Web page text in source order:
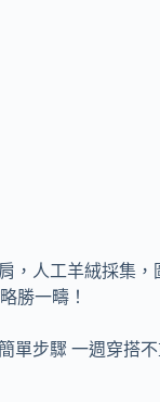
，人工羊絨採集
勝一疇！